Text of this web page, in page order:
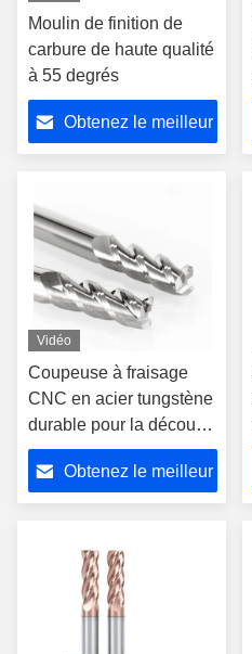
Moulin de finition de
carbure de haute qualité
à 55 degrés
Obtenez le meilleur
Vidéo
Coupeuse à fraisage
CNC en acier tungstène
durable pour la découpe
du cuivre en alliage
d'aluminium
Obtenez le meilleur